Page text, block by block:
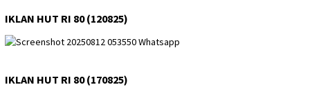
IKLAN HUT RI 80 (120825)
IKLAN HUT RI 80 (170825)